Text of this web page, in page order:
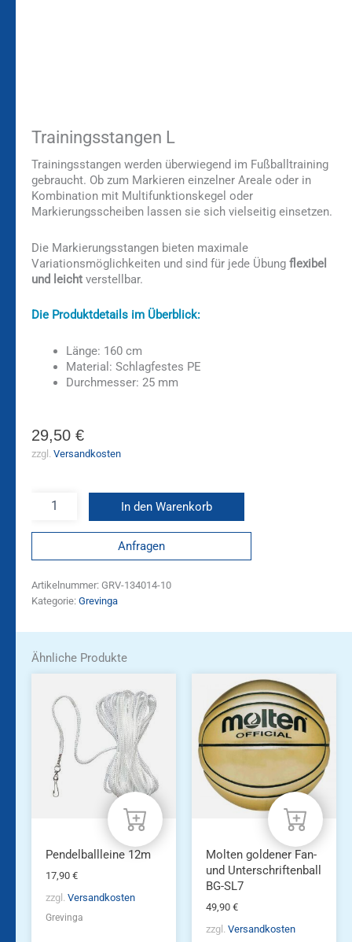
Trainingsstangen L
Trainingsstangen werden überwiegend im Fußballtraining
gebraucht. Ob zum Markieren einzelner Areale oder in
Kombination mit Multifunktionskegel oder
Markierungsscheiben lassen sie sich vielseitig einsetzen.
Die Markierungsstangen bieten maximale
Variationsmöglichkeiten und sind für jede Übung flexibel
und leicht verstellbar.
Die Produktdetails im Überblick:
Länge: 160 cm
Material: Schlagfestes PE
Durchmesser: 25 mm
29,50 €
zzgl. Versandkosten
In den Warenkorb
Anfragen
Artikelnummer: GRV-134014-10
Kategorie: Grevinga
Ähnliche Produkte
Pendelballleine 12m
17,90 €
zzgl. Versandkosten
Grevinga
Molten goldener Fan-
und Unterschriftenball
BG-SL7
49,90 €
zzgl. Versandkosten